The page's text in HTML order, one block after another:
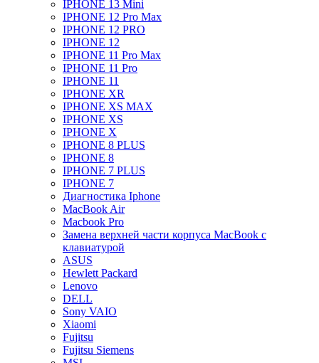
IPHONE 13 Mini
IPHONE 12 Pro Max
IPHONE 12 PRO
IPHONE 12
IPHONE 11 Pro Max
IPHONE 11 Pro
IPHONE 11
IPHONE XR
IPHONE XS MAX
IPHONE XS
IPHONE X
IPHONE 8 PLUS
IPHONE 8
IPHONE 7 PLUS
IPHONE 7
Диагностика Iphone
MacBook Air
Macbook Pro
Замена верхней части корпуса MacBook с
клавиатурой
ASUS
Hewlett Packard
Lenovo
DELL
Sony VAIO
Xiaomi
Fujitsu
Fujitsu Siemens